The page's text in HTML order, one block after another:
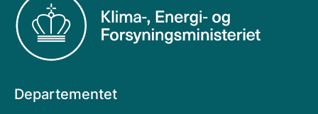
Departementet